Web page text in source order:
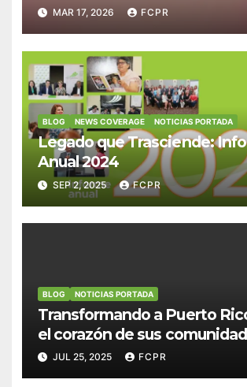
MAR 17, 2026 FCPR
BLOG NEWS COVERAGE NOTICIAS PORTADA
Legado que Trasciende:
Anual 2024
SEP 2, 2025 FCPR
BLOG NOTICIAS PORTADA
Transformando a Puerto
el corazón de sus
JUL 25, 2025 FCPR